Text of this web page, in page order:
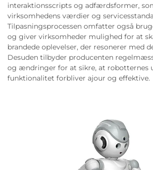
interaktionsscripts og adfærdsformer,
virksomhedens værdier og
Tilpasningsprocessen omfatter også
og giver virksomheder mulighed for at
brandede oplevelser, der resonerer med
Desuden tilbyder producenten
og ændringer for at sikre, at robotternes
funktionalitet forbliver ajour og effektive.